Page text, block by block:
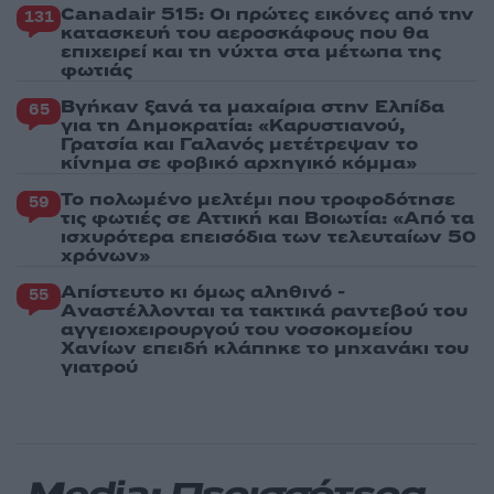
131 Canadair 515: Οι πρώτες εικόνες από την
κατασκευή του αεροσκάφους που θα
επιχειρεί και τη νύχτα στα μέτωπα της
φωτιάς
65 Βγήκαν ξανά τα μαχαίρια στην Ελπίδα
για τη Δημοκρατία: «Καρυστιανού,
Γρατσία και Γαλανός μετέτρεψαν το
κίνημα σε φοβικό αρχηγικό κόμμα»
59 Το πολωμένο μελτέμι που τροφοδότησε
τις φωτιές σε Αττική και Βοιωτία: «Από τα
ισχυρότερα επεισόδια των τελευταίων 50
χρόνων»
55 Απίστευτο κι όμως αληθινό -
Aναστέλλονται τα τακτικά ραντεβού του
αγγειοχειρουργού του νοσοκομείου
Χανίων επειδή κλάπηκε το μηχανάκι του
γιατρού